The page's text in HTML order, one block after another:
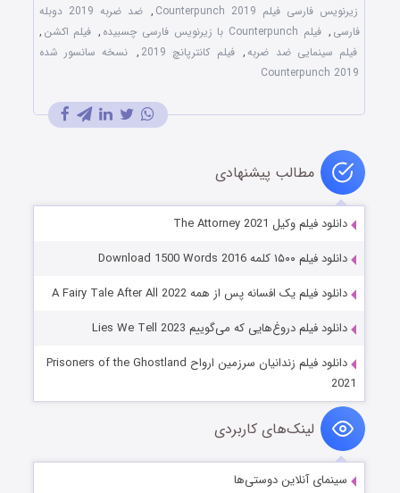
زیرنویس فارسی فیلم Counterpunch 2019
,
ضد ضربه 2019 دوبله
فارسی , فیلم Counterpunch با زیرنویس فارسی چسبیده , فیلم اکشن ,
فیلم سینمایی ضد ضربه, فیلم کانترپانچ 2019 , نسخه سانسور شده
Counterpunch 2019
مطالب پیشنهادی
دانلود فیلم وکیل The Attorney 2021
دانلود فیلم ۱۵۰۰ کلمه Download 1500 Words 2016
دانلود فیلم یک افسانه پس از همه A Fairy Tale After All 2022
دانلود فیلم دروغ‌هایی که می‌گوییم Lies We Tell 2023
دانلود فیلم زندانیان سرزمین ارواح Prisoners of the Ghostland
2021
لینک‌های کاربردی
سینمای آنلاین دوستی‌ها